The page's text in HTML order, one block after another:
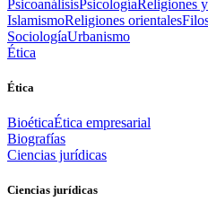
PsicoanálisisPsicologíaReligiones
IslamismoReligiones orientales
SociologíaUrbanismo
Ética
Ética
BioéticaÉtica empresarial
Biografías
Ciencias jurídicas
Ciencias jurídicas